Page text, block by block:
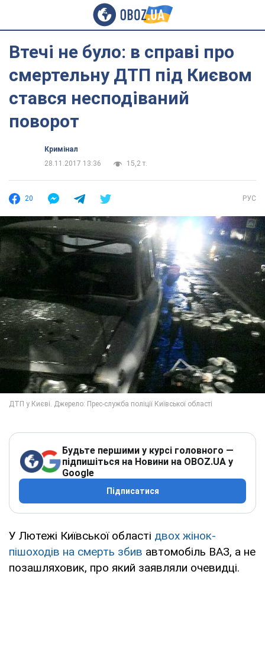
Втечі не було: в справі про
смертельну ДТП під Києвом
стався несподіваний
поворот
Кримінал
28.11.2017 13:36
15,2 т.
20 РУС
Будьте першими у курсі головного —
підпишіться на Новини на OBOZ.UA у
Google
Підписатися
У Лютежі Київської області двох жінок-
пішоходів на смерть збив автомобіль ВАЗ, а не
позашляховик, про який заявляли очевидці.